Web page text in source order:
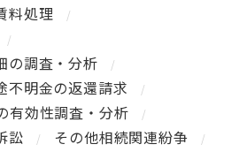
料処理
の調査・分析
不明金の返還請求
有効性調査・分析
訟
その他相続関連紛争